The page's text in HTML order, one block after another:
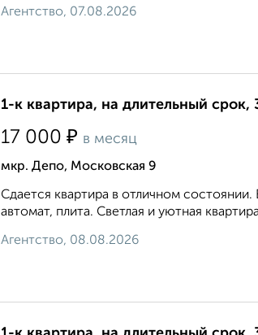
Агентство, 07.08.2026
1-к квартира, на длительный срок,
17 000 ₽ в месяц
мкр. Депо, Московская 9
Сдается квартира в отличном
автомат, плита. Светлая и уютная
Агентство, 08.08.2026